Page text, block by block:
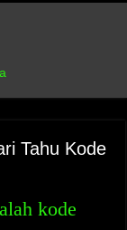
Tahu Kode
kode